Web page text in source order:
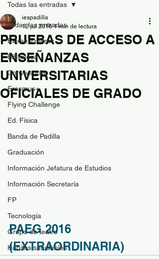
Todas las entradas
Extraescolares
Biblioteca
Convivencia
Erasmus+
Flying Challenge
Ed. Física
Banda de Padilla
Graduación
Información Jefatura de Estudios
Información Secretaría
FP
Tecnología
Grupo de teatro
Hábitos saludables
Todas las entradas
PRUEBAS DE ACCESO A
ENSEÑANZAS
UNIVERSITARIAS
OFICIALES DE GRADO
iespadilla
12 jul 2016 1 min de lectura
PAEG 2016
(EXTRAORDINARIA)